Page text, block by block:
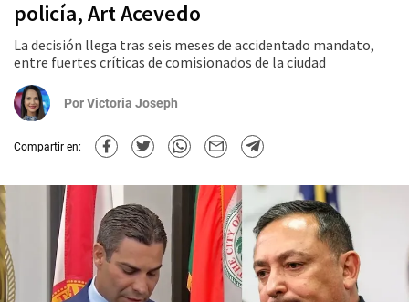
policía, Art Acevedo
La decisión llega tras seis meses de accidentado mandato,
entre fuertes críticas de comisionados de la ciudad
PorVictoria Joseph
Compartir en: